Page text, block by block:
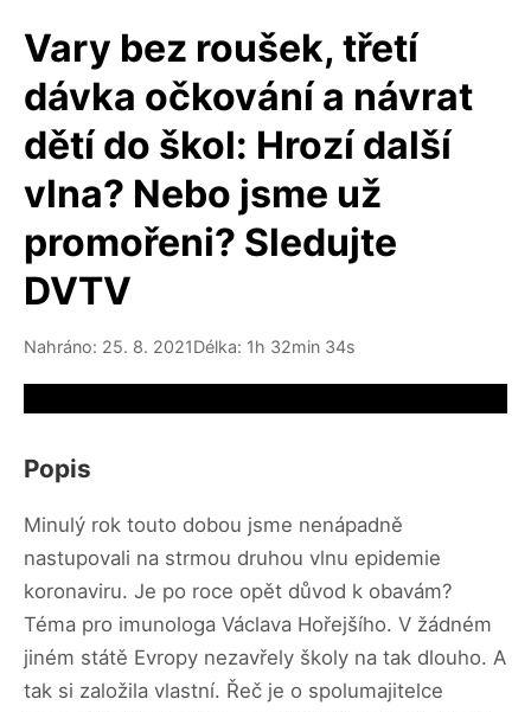
Vary bez roušek, třetí
dávka očkování a návrat
dětí do škol: Hrozí další
vlna? Nebo jsme už
promořeni? Sledujte
DVTV
Nahráno: 25. 8. 2021Délka: 1h 32min 34s
Popis
Minulý rok touto dobou jsme nenápadně
nastupovali na strmou druhou vlnu epidemie
koronaviru. Je po roce opět důvod k obavám?
Téma pro imunologa Václava Hořejšího. V žádném
jiném státě Evropy nezavřely školy na tak dlouho. A
tak si založila vlastní. Řeč je o spolumajitelce